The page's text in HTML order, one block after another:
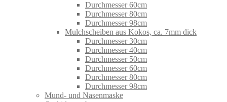
Durchmesser 60cm
Durchmesser 80cm
Durchmesser 98cm
Mulchscheiben aus Kokos, ca. 7mm dick
Durchmesser 30cm
Durchmesser 40cm
Durchmesser 50cm
Durchmesser 60cm
Durchmesser 80cm
Durchmesser 98cm
Mund- und Nasenmaske